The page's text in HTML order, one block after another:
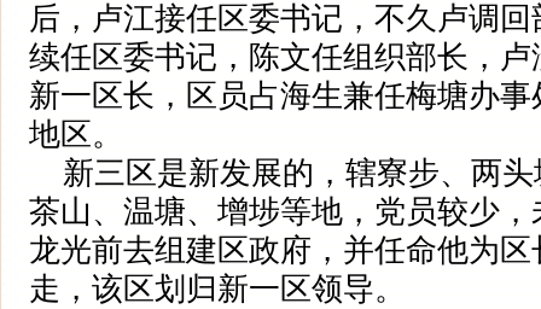
后，卢江接任区委书记，不久卢调
续任区委书记，陈文任组织部长，
新一区长，区员占海生兼任梅塘办
地区。
新三区是新发展的，辖寮步、两头
茶山、温塘、增埗等地，党员较少
龙光前去组建区政府，并任命他为
走，该区划归新一区领导。